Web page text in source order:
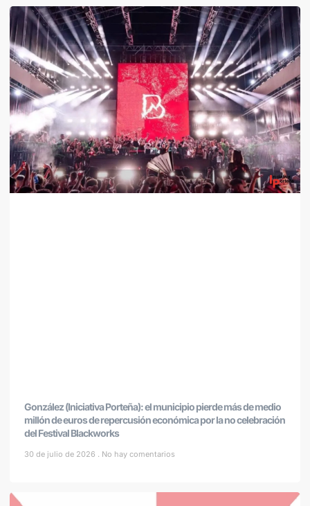
González (Iniciativa Porteña): el municipio pierde más de medio
millón de euros de repercusión económica por la no celebración
del Festival Blackworks
30 de julio de 2026 No hay comentarios